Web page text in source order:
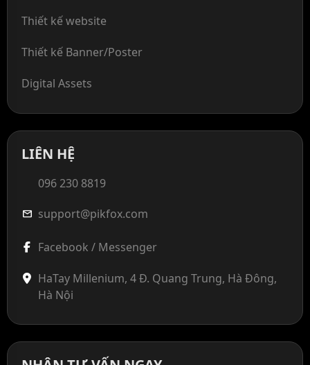
Thiết kế website
Thiết kế Banner/Poster
Digital Assets
LIÊN HỆ
096 230 8819
mail support@pikfox.com
Facebook / Messenger
HaTay Millenium, 4 Đ. Quang Trung, Hà Đông,
Hà Nội